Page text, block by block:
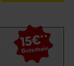
15€**
Gutschein